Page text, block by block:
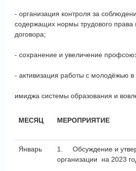
- организация контроля за
содержащих нормы трудового права
договора;
- сохранение и увеличение
- активизация работы с молодёжью
имиджа системы образования и
МЕСЯЦ МЕРОПРИЯТИЕ
Январь 1. Обсуждение и
организации на 2023